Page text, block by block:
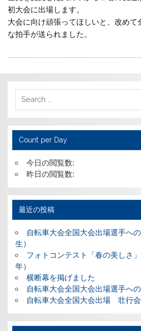
初大会に出場します。
大会に向け頑張ってほしいと、改めて
な拍手が送られました。
Count per Day
今日の閲覧数:
昨日の閲覧数:
最近の投稿
自転車大会全国大会出場選手へ
生）
フォトコンテスト「春の美しさ
年）
横断幕を掲げました
自転車大会全国大会出場選手へ
自転車大会全国大会出場 壮行会